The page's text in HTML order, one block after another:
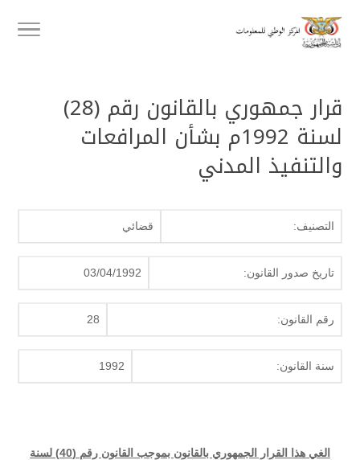
قرار جمهوري بالقانون رقم (28)
لسنة 1992م بشأن المرافعات
والتنفيذ المدني
التصنيف: قضائي
تاريخ صدور القانون: 03/04/1992
رقم القانون: 28
سنة القانون: 1992
الغي هذا القرار الجمهوري بالقانون بموجب القانون رقم (40) لسنة